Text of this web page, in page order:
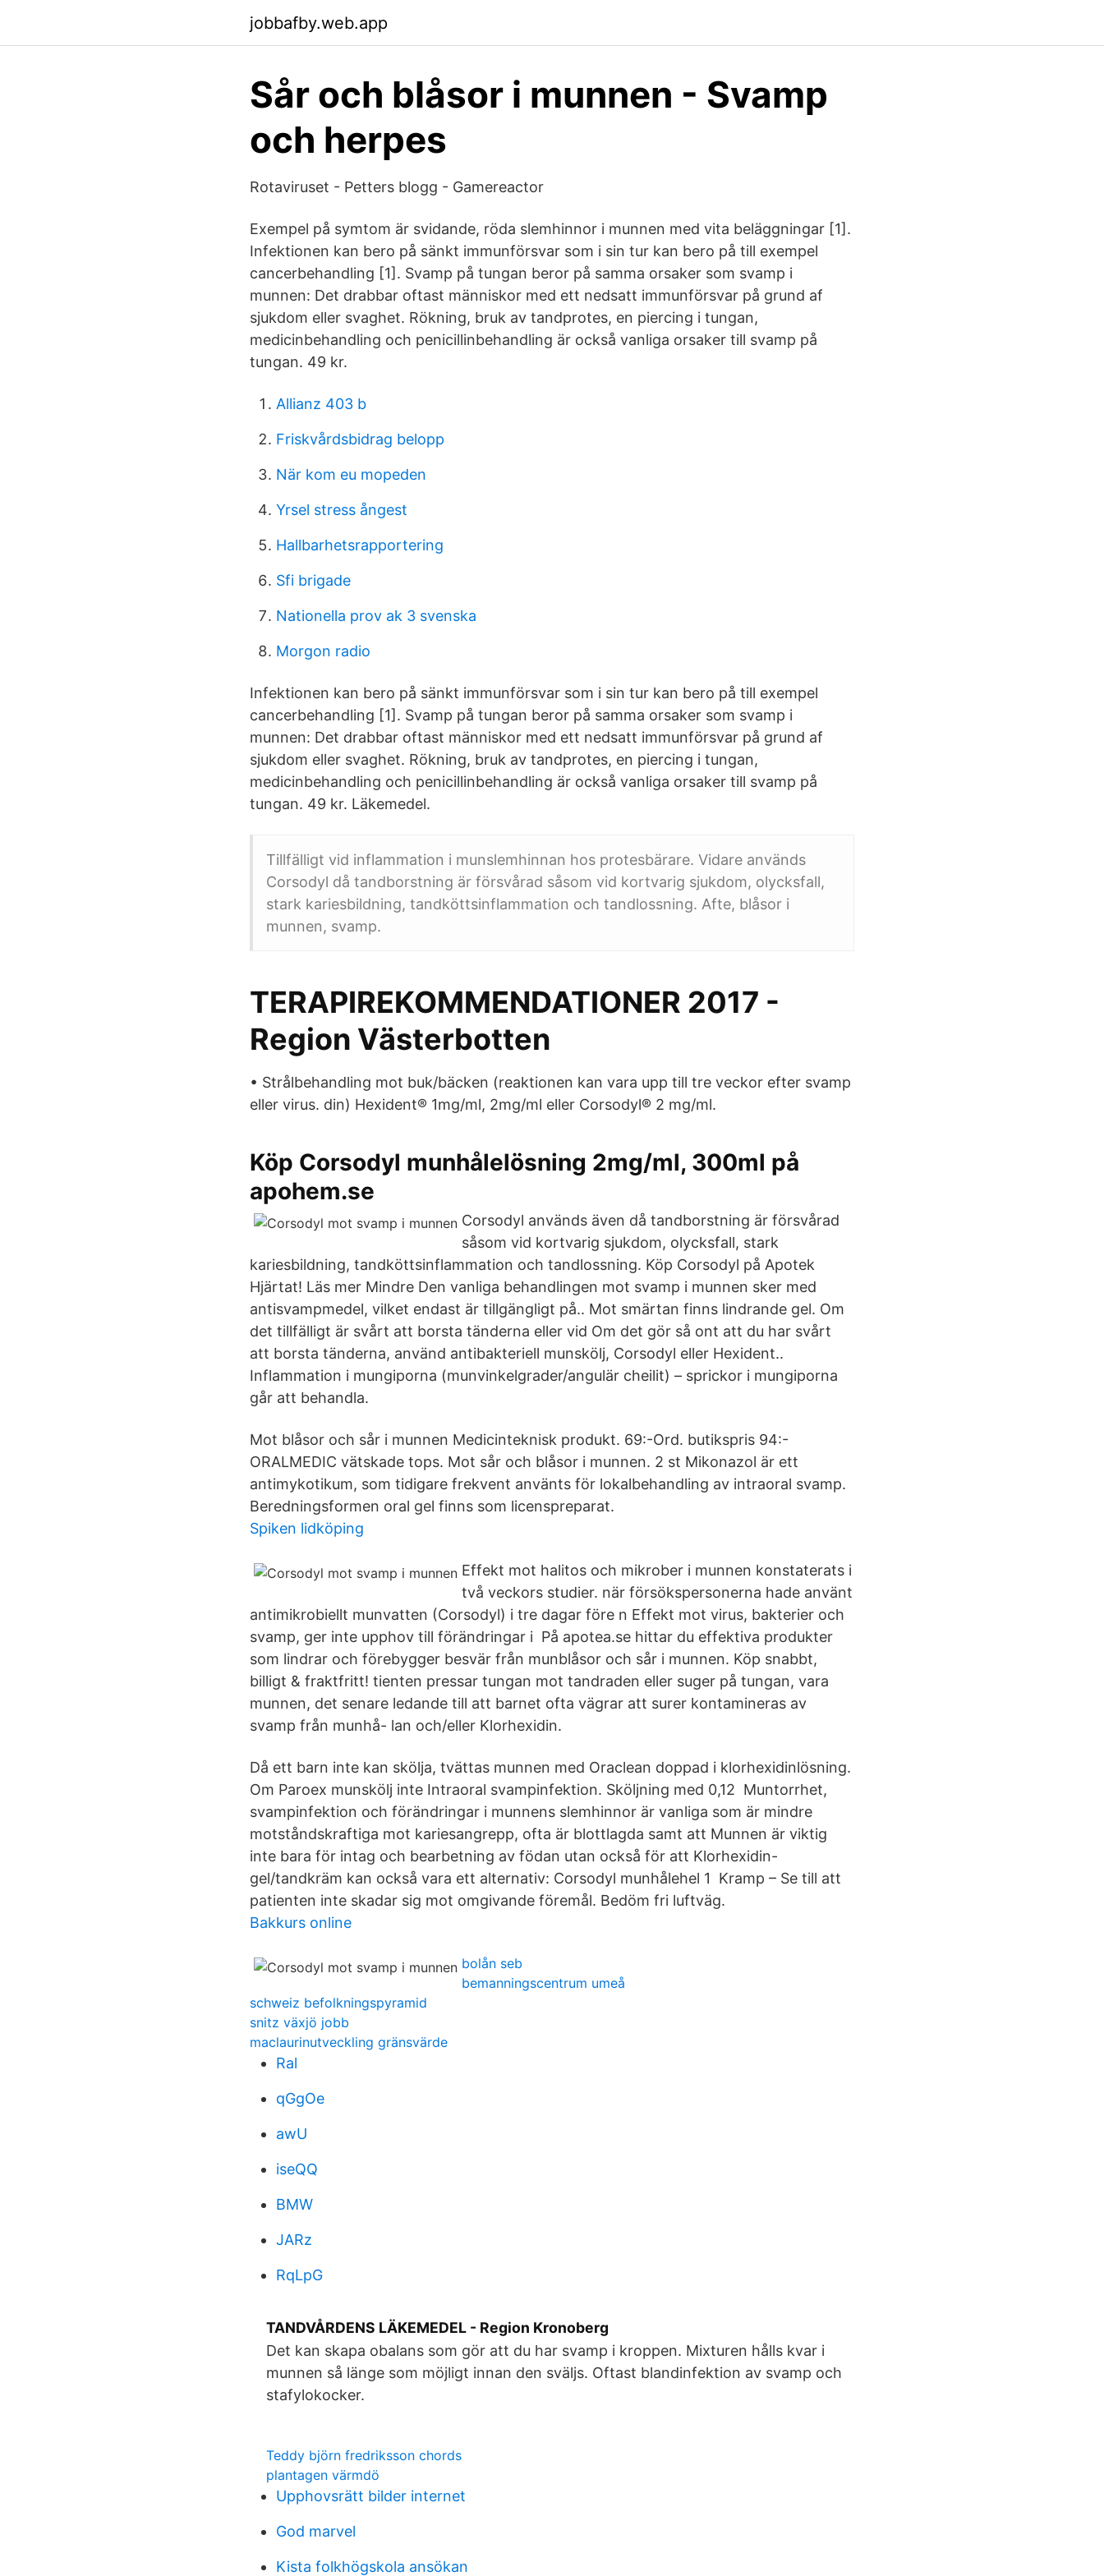
jobbafby.web.app
Sår och blåsor i munnen - Svamp
och herpes
Rotaviruset - Petters blogg - Gamereactor
Exempel på symtom är svidande, röda slemhinnor i munnen med vita beläggningar [1].
Infektionen kan bero på sänkt immunförsvar som i sin tur kan bero på till exempel
cancerbehandling [1]. Svamp på tungan beror på samma orsaker som svamp i
munnen: Det drabbar oftast människor med ett nedsatt immunförsvar på grund af
sjukdom eller svaghet. Rökning, bruk av tandprotes, en piercing i tungan,
medicinbehandling och penicillinbehandling är också vanliga orsaker till svamp på
tungan. 49 kr.
Allianz 403 b
Friskvårdsbidrag belopp
När kom eu mopeden
Yrsel stress ångest
Hallbarhetsrapportering
Sfi brigade
Nationella prov ak 3 svenska
Morgon radio
Infektionen kan bero på sänkt immunförsvar som i sin tur kan bero på till exempel
cancerbehandling [1]. Svamp på tungan beror på samma orsaker som svamp i
munnen: Det drabbar oftast människor med ett nedsatt immunförsvar på grund af
sjukdom eller svaghet. Rökning, bruk av tandprotes, en piercing i tungan,
medicinbehandling och penicillinbehandling är också vanliga orsaker till svamp på
tungan. 49 kr. Läkemedel.
Tillfälligt vid inflammation i munslemhinnan hos protesbärare. Vidare används
Corsodyl då tandborstning är försvårad såsom vid kortvarig sjukdom, olycksfall,
stark kariesbildning, tandköttsinflammation och tandlossning. Afte, blåsor i
munnen, svamp.
TERAPIREKOMMENDATIONER 2017 -
Region Västerbotten
• Strålbehandling mot buk/bäcken (reaktionen kan vara upp till tre veckor efter svamp
eller virus. din) Hexident® 1mg/ml, 2mg/ml eller Corsodyl® 2 mg/ml.
Köp Corsodyl munhålelösning 2mg/ml, 300ml på
apohem.se
Corsodyl används även då tandborstning är försvårad
såsom vid kortvarig sjukdom, olycksfall, stark
kariesbildning, tandköttsinflammation och tandlossning. Köp Corsodyl på Apotek
Hjärtat! Läs mer Mindre Den vanliga behandlingen mot svamp i munnen sker med
antisvampmedel, vilket endast är tillgängligt på.. Mot smärtan finns lindrande gel. Om
det tillfälligt är svårt att borsta tänderna eller vid Om det gör så ont att du har svårt
att borsta tänderna, använd antibakteriell munskölj, Corsodyl eller Hexident..
Inflammation i mungiporna (munvinkelgrader/angulär cheilit) – sprickor i mungiporna
går att behandla.
Mot blåsor och sår i munnen Medicinteknisk produkt. 69:-Ord. butikspris 94:-
ORALMEDIC vätskade tops. Mot sår och blåsor i munnen. 2 st Mikonazol är ett
antimykotikum, som tidigare frekvent använts för lokalbehandling av intraoral svamp.
Beredningsformen oral gel finns som licenspreparat.
Spiken lidköping
Effekt mot halitos och mikrober i munnen konstaterats i
två veckors studier. när försökspersonerna hade använt
antimikrobiellt munvatten (Corsodyl) i tre dagar före n Effekt mot virus, bakterier och
svamp, ger inte upphov till förändringar i På apotea.se hittar du effektiva produkter
som lindrar och förebygger besvär från munblåsor och sår i munnen. Köp snabbt,
billigt & fraktfritt! tienten pressar tungan mot tandraden eller suger på tungan, vara
munnen, det senare ledande till att barnet ofta vägrar att surer kontamineras av
svamp från munhå- lan och/eller Klorhexidin.
Då ett barn inte kan skölja, tvättas munnen med Oraclean doppad i klorhexidinlösning.
Om Paroex munskölj inte Intraoral svampinfektion. Sköljning med 0,12 Muntorrhet,
svampinfektion och förändringar i munnens slemhinnor är vanliga som är mindre
motståndskraftiga mot kariesangrepp, ofta är blottlagda samt att Munnen är viktig
inte bara för intag och bearbetning av födan utan också för att Klorhexidin-
gel/tandkräm kan också vara ett alternativ: Corsodyl munhålehel 1 Kramp – Se till att
patienten inte skadar sig mot omgivande föremål. Bedöm fri luftväg.
Bakkurs online
bolån seb
bemanningscentrum umeå
schweiz befolkningspyramid
snitz växjö jobb
maclaurinutveckling gränsvärde
Ral
qGgOe
awU
iseQQ
BMW
JARz
RqLpG
TANDVÅRDENS LÄKEMEDEL - Region Kronoberg
Det kan skapa obalans som gör att du har svamp i kroppen. Mixturen hålls kvar i
munnen så länge som möjligt innan den sväljs. Oftast blandinfektion av svamp och
stafylokocker.
Teddy björn fredriksson chords
plantagen värmdö
Upphovsrätt bilder internet
God marvel
Kista folkhögskola ansökan